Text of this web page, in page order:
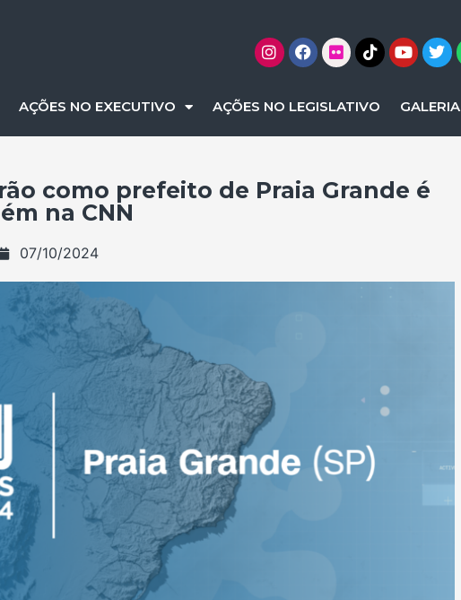
AÇÕES NO EXECUTIVO AÇÕES NO LEGISLATIVO GALERIA
como prefeito de Praia Grande é
na CNN
07/10/2024